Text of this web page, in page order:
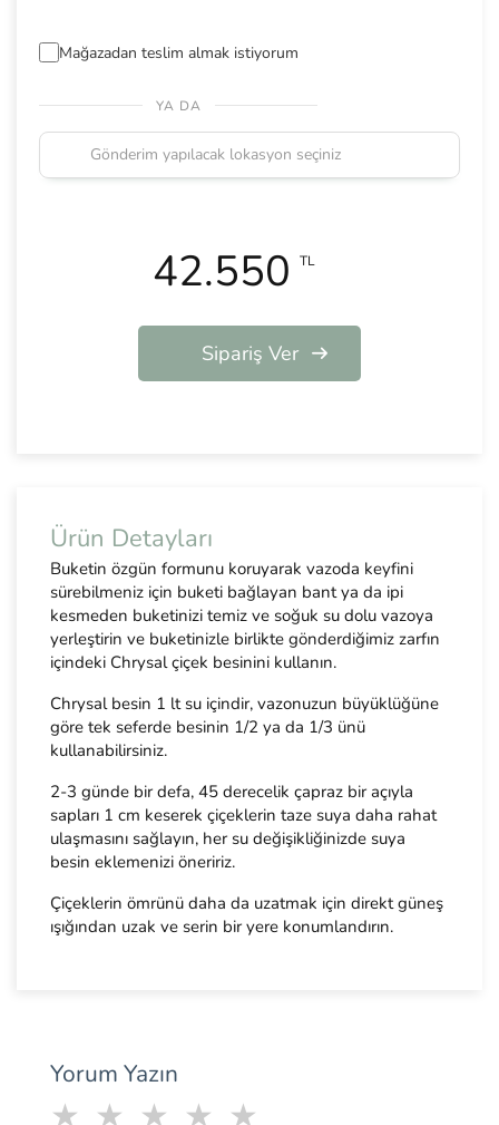
Mağazadan teslim almak istiyorum
YA DA
42.550 TL
Sipariş Ver
Ürün Detayları
Buketin özgün formunu koruyarak vazoda keyfini
sürebilmeniz için buketi bağlayan bant ya da ipi
kesmeden buketinizi temiz ve soğuk su dolu vazoya
yerleştirin ve buketinizle birlikte gönderdiğimiz zarfın
içindeki Chrysal çiçek besinini kullanın.
Chrysal besin 1 lt su içindir, vazonuzun büyüklüğüne
göre tek seferde besinin 1/2 ya da 1/3 ünü
kullanabilirsiniz.
2-3 günde bir defa, 45 derecelik çapraz bir açıyla
sapları 1 cm keserek çiçeklerin taze suya daha rahat
ulaşmasını sağlayın, her su değişikliğinizde suya
besin eklemenizi öneririz.
Çiçeklerin ömrünü daha da uzatmak için direkt güneş
ışığından uzak ve serin bir yere konumlandırın.
Yorum Yazın